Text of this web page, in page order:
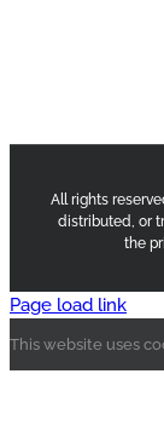
All rights
distributed, or
the
Page load link
This website uses